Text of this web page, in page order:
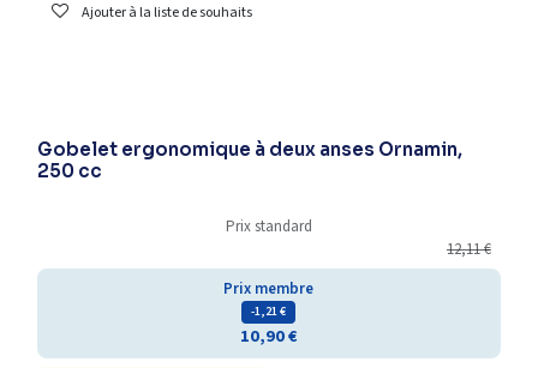
Ajouter à la liste de souhaits
Gobelet ergonomique à deux anses Ornamin,
250 cc
Prix standard
12,11€
Prix membre
- 1,21€
10,90€